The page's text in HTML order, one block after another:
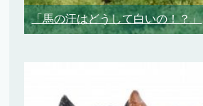
「馬の汗はどうして白いの！？」